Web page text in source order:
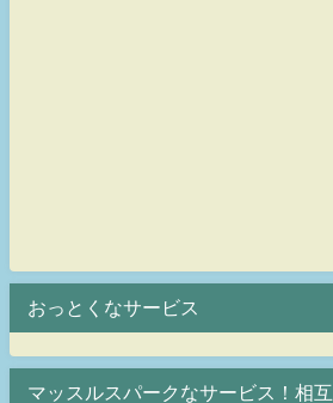
おっとくなサービス
マッスルスパークなサービス！相互